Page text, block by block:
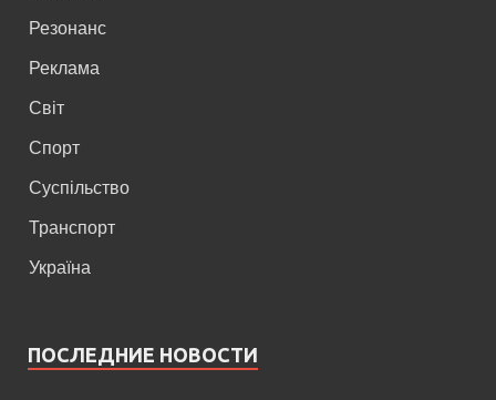
Резонанс
Реклама
Світ
Спорт
Суспільство
Транспорт
Україна
ПОСЛЕДНИЕ НОВОСТИ